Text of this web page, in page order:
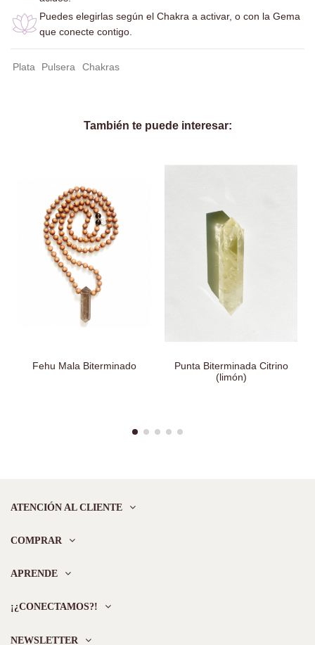
Puedes elegirlas según el Chakra a activar, o con la Gema
que conecte contigo.
Plata Pulsera Chakras
También te puede interesar:
Fehu Mala Biterminado
Punta Biterminada Citrino
(limón)
ATENCIÓN AL CLIENTE
COMPRAR
APRENDE
¡¿CONECTAMOS?!
NEWSLETTER